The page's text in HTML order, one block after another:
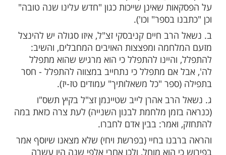
בכל יום "אבינו מלכנו" לאחרתפילת שמונה
שחרית
כתב בספר "שימוש תהילים" שמזמור זה הוא
וכן הורה הרב עובדיה יוסף זצ"ל
הקבוע במוצאישבתפרשת תולדות תשע"ג]
אויבנו המחבלים הרשעים את דרומה של
ואחר כך את ארץ ישראל כולה [בשלהי חודש
לא תקפ"ץ. ובאמירת "אבינו מלכנו" ידלגו
שאינן שייכות כגון "חדש עלינו שנה טובה"
בספר" וכו').